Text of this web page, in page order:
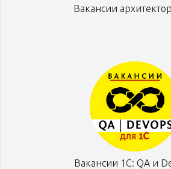
Вакансии
Вакансии 1С: QA и